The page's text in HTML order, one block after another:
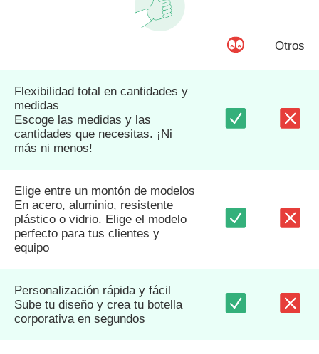
Otros
Flexibilidad total en cantidades y
medidas
Escoge las medidas y las
cantidades que necesitas. ¡Ni
más ni menos!
Elige entre un montón de modelos
En acero, aluminio, resistente
plástico o vidrio. Elige el modelo
perfecto para tus clientes y
equipo
Personalización rápida y fácil
Sube tu diseño y crea tu botella
corporativa en segundos